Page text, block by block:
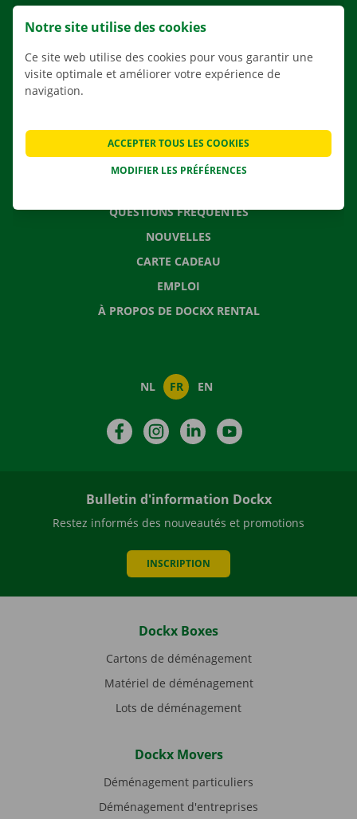
NOS SERVICES
AGENCES
QUESTIONS FRÉQUENTES
NOUVELLES
CARTE CADEAU
EMPLOI
À PROPOS DE DOCKX RENTAL
NL FR EN
FacebookInstagramLinkedIn
Bulletin d'information Dockx
Restez informés des nouveautés et promotions
INSCRIPTION
Dockx Boxes
Cartons de déménagement
Matériel de déménagement
Lots de déménagement
Dockx Movers
Déménagement particuliers
Déménagement d'entreprises
Notre site utilise des cookies
Ce site web utilise des cookies pour vous garantir une
visite optimale et améliorer votre expérience de
navigation.
MODIFIER LES PRÉFÉRENCES
ACCEPTER TOUS LES COOKIES